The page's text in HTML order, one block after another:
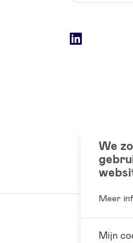
Social
LinkedIn
We
Meer
Mijn